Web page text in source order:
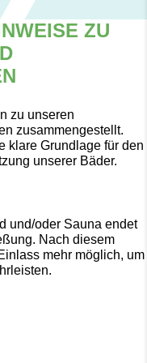
ZU
zu unseren
zusammengestellt.
klare Grundlage für den
unserer Bäder.
und/oder Sauna endet
Nach diesem
mehr möglich, um